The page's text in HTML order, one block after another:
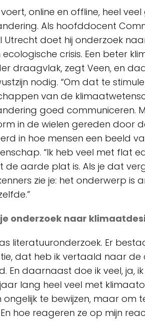
online en offline, heel
Als hoofddocent
Utrecht doet hij onderzoek
crisis. Een beter
draagvlak, zegt Veen, en
nodig. “Om dat te
van de
goed communiceren.
in de wielen gereden door
in hoe mensen een beeld
“Ik heb veel met flat
de aarde plat is. Als je dat
zie je: het onderwerp is
je onderzoek naar
literatuuronderzoek. Er
dat heb ik vertaald naar
En daarnaast doe ik veel, ja,
lang heel veel met
ongelijk te bewijzen, maar om
hoe reageren ze op mijn